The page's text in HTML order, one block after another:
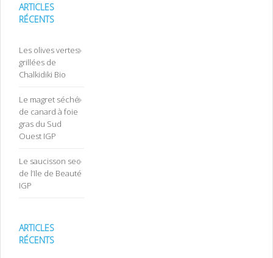
ARTICLES
RÉCENTS
Les olives vertes
grillées de
Chalkidiki Bio
Le magret séché
de canard à foie
gras du Sud
Ouest IGP
Le saucisson sec
de l’Ile de Beauté
IGP
ARTICLES
RÉCENTS